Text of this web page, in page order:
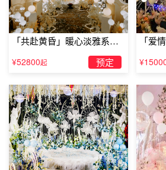
4、为迎接情人节的到来，你可以买
的魔法手链上须装饰有14个以上的小
饰全都拆下来，藏好。在二月初的前
天都能在“无意间”发现一个小挂饰。
5、当你和女友路过购物中心或者机
头贴。选一个浪漫的背景，在即将快
的女友。
6、如果你的女友可以收到语音邮件
「共赴黄昏」暖心淡雅系求
婚仪式
¥52800起 预定
「爱
求婚」